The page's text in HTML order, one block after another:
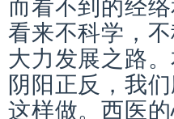
看来不科学，
大力发展之路
阴阳正反，我
这样做。西医